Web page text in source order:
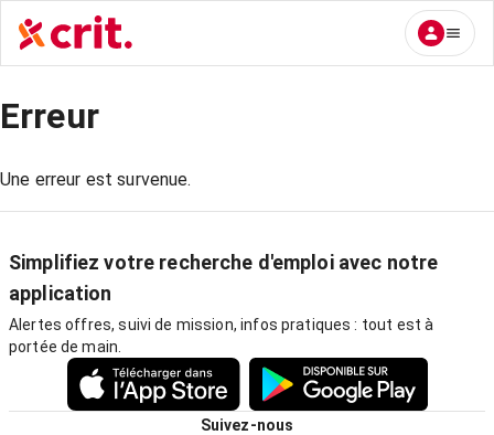
Erreur
Une erreur est survenue.
Simplifiez votre recherche d'emploi avec notre
application
Alertes offres, suivi de mission, infos pratiques : tout est à
portée de main.
Suivez-nous